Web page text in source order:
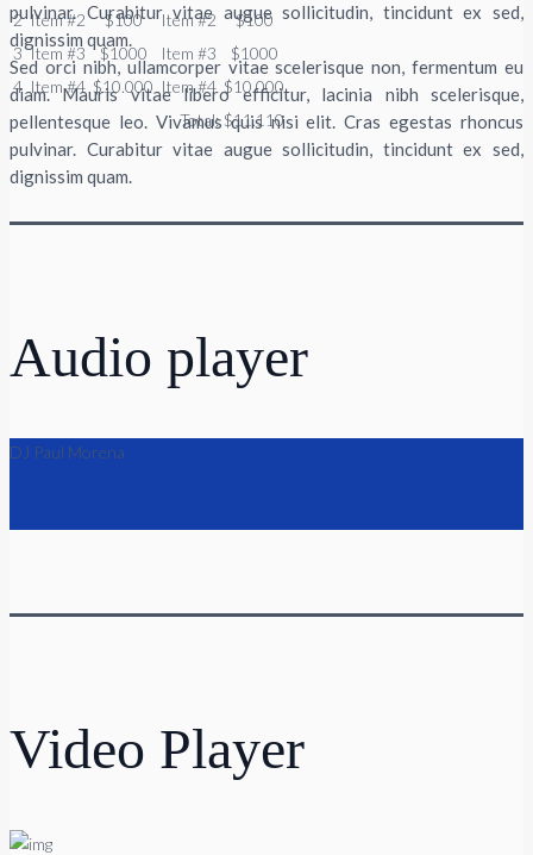
pulvinar. Curabitur vitae augue sollicitudin, tincidunt ex sed,
dignissim quam.
Sed orci nibh, ullamcorper vitae scelerisque non, fermentum eu
diam. Mauris vitae libero efficitur, lacinia nibh scelerisque,
pellentesque leo. Vivamus quis nisi elit. Cras egestas rhoncus
pulvinar. Curabitur vitae augue sollicitudin, tincidunt ex sed,
dignissim quam.
2 Item #2 $100 Item #2
$100
3 Item #3 $1000 Item #3
$1000
4 Item #4 $10.000 Item #4 $10.000
Total: $11.110
Audio player
DJ Paul Morena
Video Player